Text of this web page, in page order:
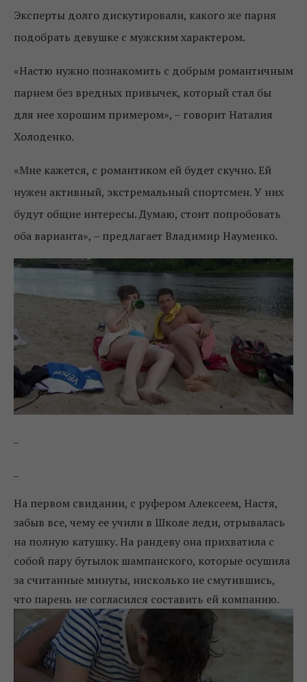
Эксперты долго дискутировали, какого же парня
подобрать девушке с мужским характером.
«Настю нужно познакомить с добрым романтичным
парнем без вредных привычек, который стал бы
для нее хорошим примером», – говорит Наталия
Холоденко.
«Мне кажется, с романтиком ей будет скучно. Ей
нужен активный, экстремальный спортсмен. У них
будут общие интересы. Думаю, стоит попробовать
оба варианта», – предлагает Владимир Науменко.
На первом свидании, с руфером Алексеем, Настя,
забыв все, чему ее учили в Школе леди, отрывалась
на полную катушку. На рандеву она прихватила с
собой пару бутылок шампанского, которые осушила
за считанные минуты, нисколько не смутившись,
что парень не согласился составить ей компанию.